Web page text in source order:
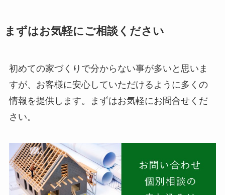
まずはお気軽にご相談ください
初めての家づくりで分からない事が多いと思いま
すが、お客様に安心していただけるように多くの
情報を提供します。まずはお気軽にお問合せくだ
さい。